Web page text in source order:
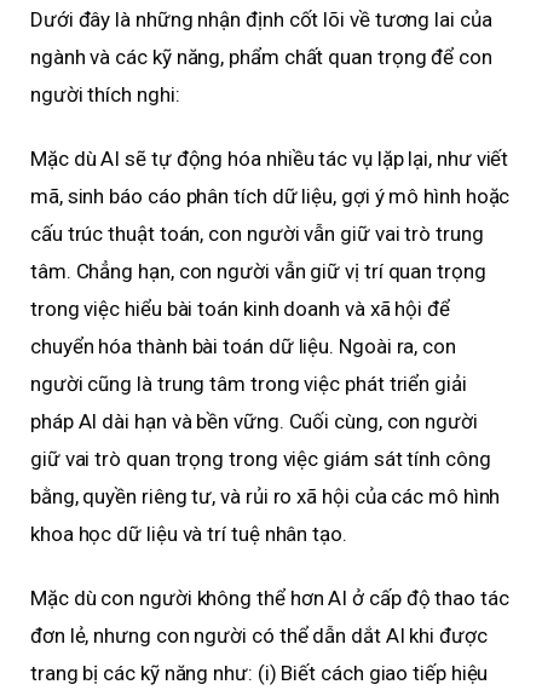
Dưới đây là những nhận định cốt lõi về tương lai của
ngành và các kỹ năng, phẩm chất quan trọng để con
người thích nghi:
Mặc dù AI sẽ tự động hóa nhiều tác vụ lặp lại, như viết
mã, sinh báo cáo phân tích dữ liệu, gợi ý mô hình hoặc
cấu trúc thuật toán, con người vẫn giữ vai trò trung
tâm. Chẳng hạn, con người vẫn giữ vị trí quan trọng
trong việc hiểu bài toán kinh doanh và xã hội để
chuyển hóa thành bài toán dữ liệu. Ngoài ra, con
người cũng là trung tâm trong việc phát triển giải
pháp AI dài hạn và bền vững. Cuối cùng, con người
giữ vai trò quan trọng trong việc giám sát tính công
bằng, quyền riêng tư, và rủi ro xã hội của các mô hình
khoa học dữ liệu và trí tuệ nhân tạo.
Mặc dù con người không thể hơn AI ở cấp độ thao tác
đơn lẻ, nhưng con người có thể dẫn dắt AI khi được
trang bị các kỹ năng như: (i) Biết cách giao tiếp hiệu